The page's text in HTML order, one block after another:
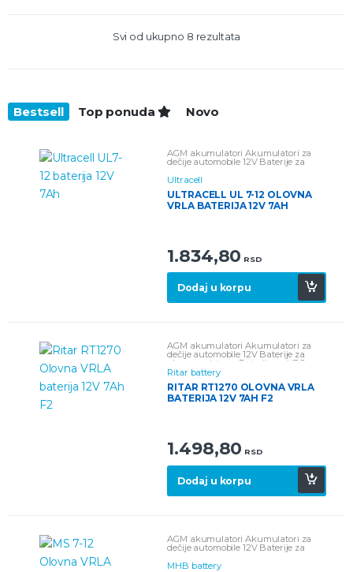
Svi od ukupno 8 rezultata
Bestsell Top ponuda Novo
AGM akumulatori Akumulatori za
dečije automobile 12V Baterije za
alarmne sisteme
Olovne baterije
Ultracell
ULTRACELL UL 7-12 OLOVNA
VRLA BATERIJA 12V 7AH
1.834,80 RSD
Dodaj u korpu
AGM akumulatori Akumulatori za
dečije automobile 12V Baterije za
alarmne sisteme Baterije za UPS
Olovne baterije
Ritar battery
RITAR RT1270 OLOVNA VRLA
BATERIJA 12V 7AH F2
1.498,80 RSD
Dodaj u korpu
AGM akumulatori Akumulatori za
dečije automobile 12V Baterije za
alarmne sisteme Baterije za UPS
Olovne baterije
MHB battery